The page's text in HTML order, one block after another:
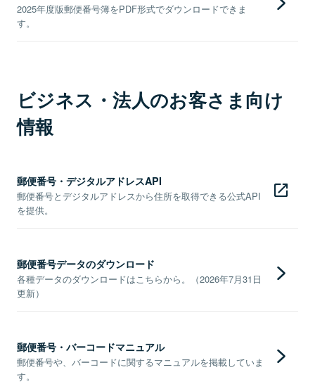
2025年度版郵便番号簿をPDF形式でダウンロードできま
す。
ビジネス・法人のお客さま向け
情報
郵便番号・デジタルアドレスAPI
郵便番号とデジタルアドレスから住所を取得できる公式API
を提供。
郵便番号データのダウンロード
各種データのダウンロードはこちらから。（2026年7月31日
更新）
郵便番号・バーコードマニュアル
郵便番号や、バーコードに関するマニュアルを掲載していま
す。